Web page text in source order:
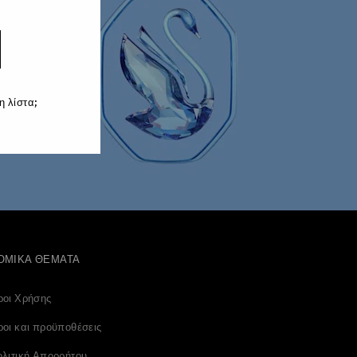
ΘΈΜΑΤΑ
Χρήσης
και προϋποθέσεις
λίστα;